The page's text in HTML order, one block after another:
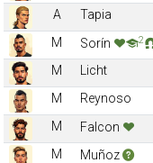
A
Tapia
M
Sorín 2
M
Licht
M
Reynoso
M
Falcon
M
Muñoz